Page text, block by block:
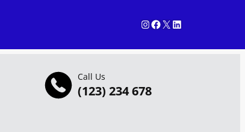
Call Us
(123) 234 678
InstagramFacebook X LinkedIn